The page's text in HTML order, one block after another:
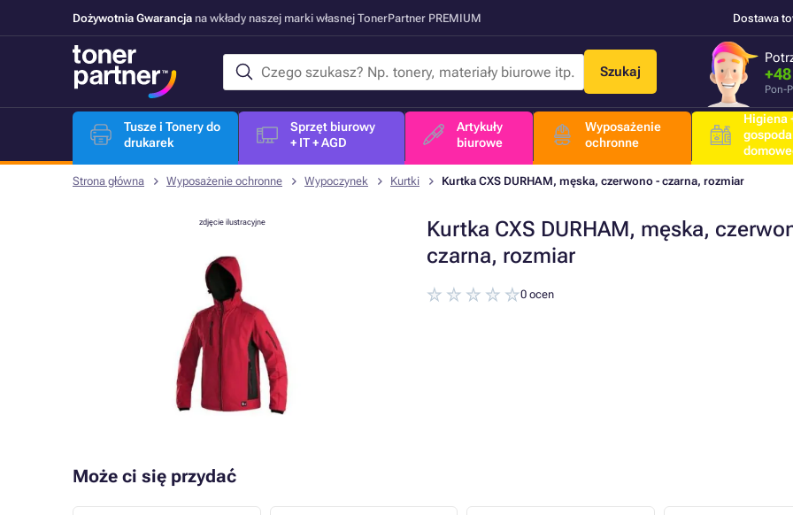
Dożywotnia Gwarancja na wkłady naszej marki własnej TonerPartner PREMIUM Dostawa
Szukaj
Pon-
Tusze i Tonery do
drukarek
Sprzęt biurowy
+ IT + AGD
Artykuły
biurowe
Wyposażenie
ochronne
Higiena
Strona główna Wyposażenie ochronne Wypoczynek Kurtki Kurtka CXS DURHAM, męska, czerwono - czarna, rozmiar
Kurtka CXS DURHAM, męska,
czarna, rozmiar
zdjęcie ilustracyjne
0 ocen
Może ci się przydać